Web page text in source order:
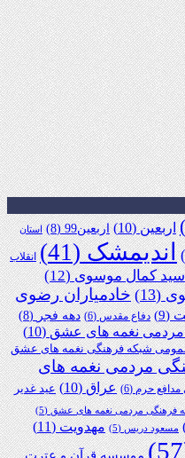
اربعین(10) اربعین99 (8) استان
اندیمشک(41)
انقلاب
کمال موسوی(12)
(13)
خادمیاران رضوی
(9) دفاع مقدس(6) دهه فجر(8)
مردمی نغمه های عشق(10)
شبکه فرهنگی نغمه های عشق
مردمی نغمه های
حرم(6) عراق(10)
عید غدیر
فرهنگی مردمی نغمه های عشق(5)
مسعود دریس(5) مهدویت(11)